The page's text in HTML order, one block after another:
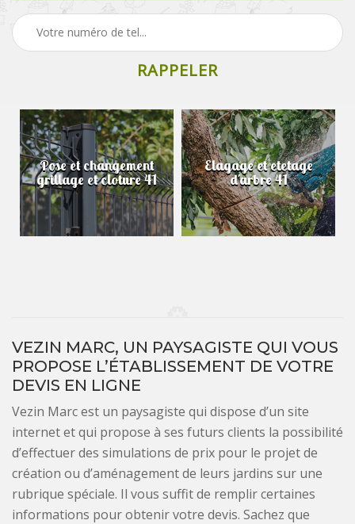
Pose et changement
grillage et cloture 41
Elagage et etetage
d'arbre 41
VEZIN MARC, UN PAYSAGISTE QUI VOUS
PROPOSE L’ÉTABLISSEMENT DE VOTRE
DEVIS EN LIGNE
Vezin Marc est un paysagiste qui dispose d’un site
internet et qui propose à ses futurs clients la possibilité
d’effectuer des simulations de prix pour le projet de
création ou d’aménagement de leurs jardins sur une
rubrique spéciale. Il vous suffit de remplir certaines
informations pour obtenir votre devis. Sachez que